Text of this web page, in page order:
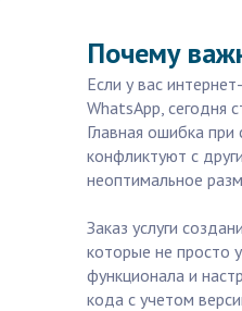
Почему
Если у вас
WhatsApp, сегодня
Главная ошибка
конфликтуют с
неоптимальное
Заказ услуги
которые не просто
функционала и
кода с учетом